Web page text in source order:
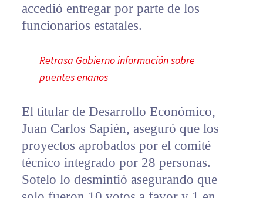
accedió entregar por parte de los
funcionarios estatales.
Retrasa Gobierno información sobre
puentes enanos
El titular de Desarrollo Económico,
Juan Carlos Sapién, aseguró que los
proyectos aprobados por el comité
técnico integrado por 28 personas.
Sotelo lo desmintió asegurando que